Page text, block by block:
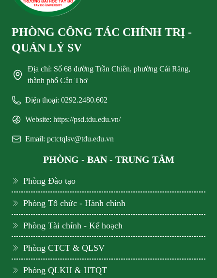
PHÒNG CÔNG TÁC CHÍNH TRỊ -
QUẢN LÝ SV
Địa chỉ: Số 68 đường Trần Chiên, phường Cái Răng,
thành phố Cần Thơ
Điện thoại: 0292.2480.602
Website: https://psd.tdu.edu.vn/
Email: pctctqlsv@tdu.edu.vn
PHÒNG - BAN - TRUNG TÂM
Phòng Đào tạo
Phòng Tổ chức - Hành chính
Phòng Tài chính - Kế hoạch
Phòng CTCT & QLSV
Phòng QLKH & HTQT